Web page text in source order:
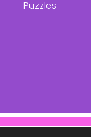
Puzzles